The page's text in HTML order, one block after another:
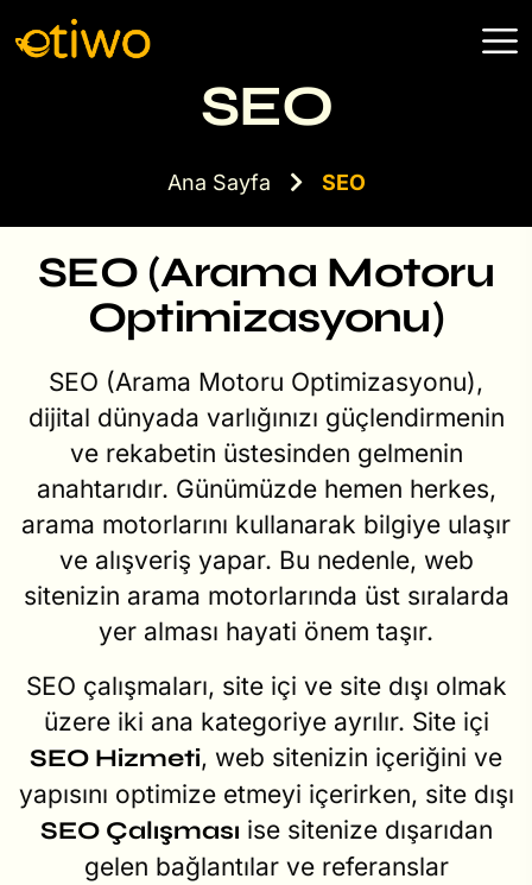
SEO
Ana Sayfa SEO
SEO (Arama Motoru
Optimizasyonu)
SEO (Arama Motoru Optimizasyonu),
dijital dünyada varlığınızı güçlendirmenin
ve rekabetin üstesinden gelmenin
anahtarıdır. Günümüzde hemen herkes,
arama motorlarını kullanarak bilgiye ulaşır
ve alışveriş yapar. Bu nedenle, web
sitenizin arama motorlarında üst sıralarda
yer alması hayati önem taşır.
SEO çalışmaları, site içi ve site dışı olmak
üzere iki ana kategoriye ayrılır. Site içi
SEO Hizmeti, web sitenizin içeriğini ve
yapısını optimize etmeyi içerirken, site dışı
SEO Çalışması ise sitenize dışarıdan
gelen bağlantılar ve referanslar